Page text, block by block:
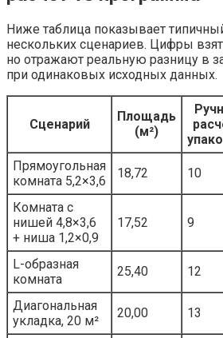
Ниже таблица показывает
нескольких сценариев. Цифры
но отражают реальную разницу в
при одинаковых исходных данных.
Сценарий
Площадь
(м²)
Прямоугольная
комната 5,2×3,6
18,72 10
Комната с
нишей 4,8×3,6
+ ниша 1,2×0,9
17,52 9
L-образная
комната
25,40 12
Диагональная
укладка, 20 м²
20,00 13